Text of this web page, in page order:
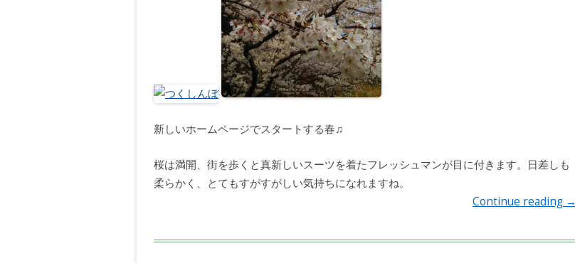
新しいホームページでスタートする春♫
桜は満開、街を歩くと真新しいスーツを着たフレッシュマンが目に付きます。日差しも
柔らかく、とてもすがすがしい気持ちになれますね。
Continue reading →